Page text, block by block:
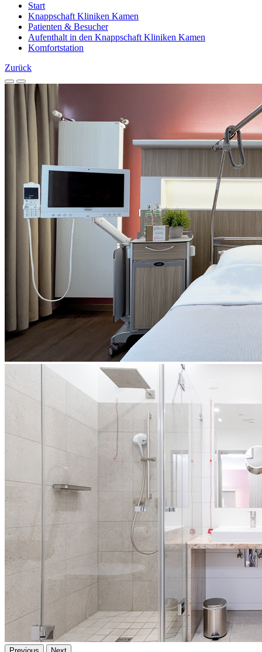
Start
Knappschaft Kliniken Kamen
Patienten & Besucher
Aufenthalt in den Knappschaft Kliniken Kamen
Komfortstation
Zurück